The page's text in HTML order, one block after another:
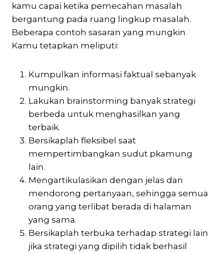
kamu capai ketika pemecahan masalah
bergantung pada ruang lingkup masalah.
Beberapa contoh sasaran yang mungkin
Kamu tetapkan meliputi:
Kumpulkan informasi faktual sebanyak
mungkin.
Lakukan brainstorming banyak strategi
berbeda untuk menghasilkan yang
terbaik.
Bersikaplah fleksibel saat
mempertimbangkan sudut pkamung
lain.
Mengartikulasikan dengan jelas dan
mendorong pertanyaan, sehingga semua
orang yang terlibat berada di halaman
yang sama.
Bersikaplah terbuka terhadap strategi lain
jika strategi yang dipilih tidak berhasil